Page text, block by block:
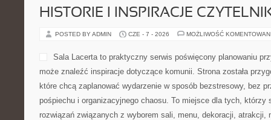
HISTORIE I INSPIRACJE
POSTED BY ADMIN CZE - 7 - 2026 MOŻLIWOŚĆ
Sala Lacerta to praktyczny serwis poświęcony planowaniu
może znaleźć inspiracje dotyczące komunii. Strona została
które chcą zaplanować wydarzenie w sposób bezstresowy, bez
pośpiechu i organizacyjnego chaosu. To miejsce dla tych, którzy
rozwiązań związanych z wyborem sali, menu, dekoracji, atrakcji,